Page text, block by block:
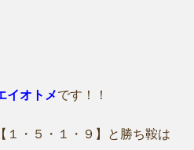
イオトメです！！
１・５・１・９】と勝ち鞍は